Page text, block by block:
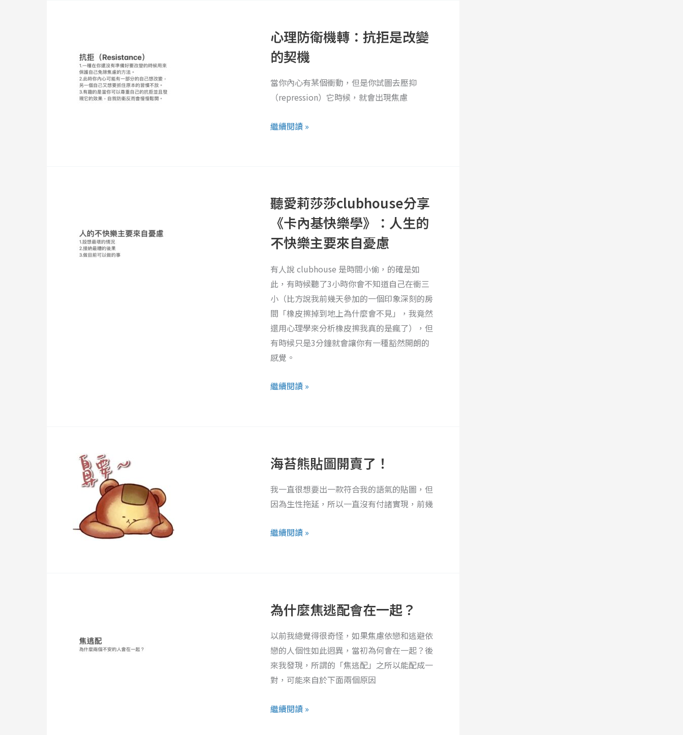
心理防衛機轉：抗拒是改變
的契機
當你內心有某個衝動，但是你試圖去壓抑
（repression）它時候，就會出現焦慮
防
衛
機
轉：
抗
是
機
繼續閱讀 »
聽愛莉莎莎clubhouse分享
《卡內基快樂學》：人生的
不快樂主要來自憂慮
有人說 clubhouse 是時間小偷，的確是如
此，有時候聽了3小時你會不知道自己在衝三
小（比方說我前幾天參加的一個印象深刻的房
間「橡皮擦掉到地上為什麼會不見」，我竟然
還用心理學來分析橡皮擦我真的是瘋了），但
有時候只是3分鐘就會讓你有一種豁然開朗的
感覺。
莉
clubhouse
享
《卡
內
基
快
樂
學》：
人
主
要
來
憂
繼續閱讀 »
海苔熊貼圖開賣了！
我一直很想要出一款符合我的語氣的貼圖，但
因為生性拖延，所以一直沒有付諸實現，前幾
熊
圖
開
了！
繼續閱讀 »
為什麼焦逃配會在一起？
以前我總覺得很奇怪，如果焦慮依戀和逃避依
戀的人個性如此迥異，當初為何會在一起？後
來我發現，所謂的「焦逃配」之所以能配成一
對，可能來自於下面兩個原因
麼
逃
配
會
在
起？
繼續閱讀 »